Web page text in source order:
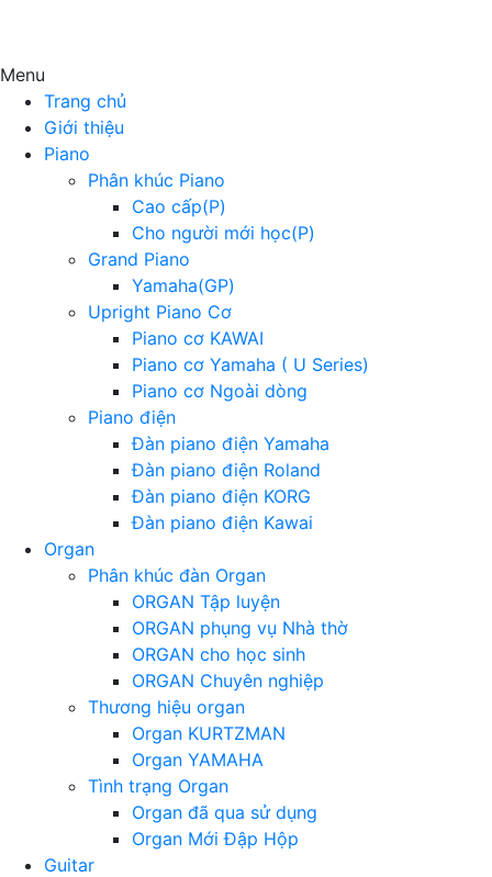
Menu
Trang chủ
Giới thiệu
Piano
Phân khúc Piano
Cao cấp(P)
Cho người mới học(P)
Grand Piano
Yamaha(GP)
Upright Piano Cơ
Piano cơ KAWAI
Piano cơ Yamaha ( U Series)
Piano cơ Ngoài dòng
Piano điện
Đàn piano điện Yamaha
Đàn piano điện Roland
Đàn piano điện KORG
Đàn piano điện Kawai
Organ
Phân khúc đàn Organ
ORGAN Tập luyện
ORGAN phụng vụ Nhà thờ
ORGAN cho học sinh
ORGAN Chuyên nghiệp
Thương hiệu organ
Organ KURTZMAN
Organ YAMAHA
Tình trạng Organ
Organ đã qua sử dụng
Organ Mới Đập Hộp
Guitar